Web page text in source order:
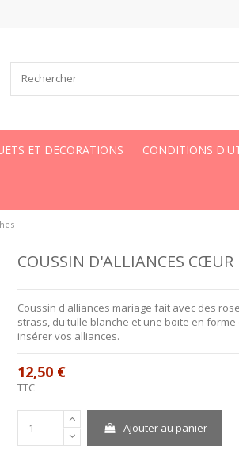
ET DECORATIONS CONDITIONS
COUSSIN D'ALLIANCES CŒUR
Coussin d'alliances mariage fait avec des
strass, du tulle blanche et une boite en
insérer vos alliances.
12,50 €
TTC
Ajouter au panier